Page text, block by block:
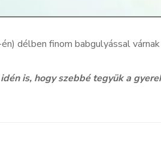
délben finom babgulyással
is, hogy szebbé tegyük a